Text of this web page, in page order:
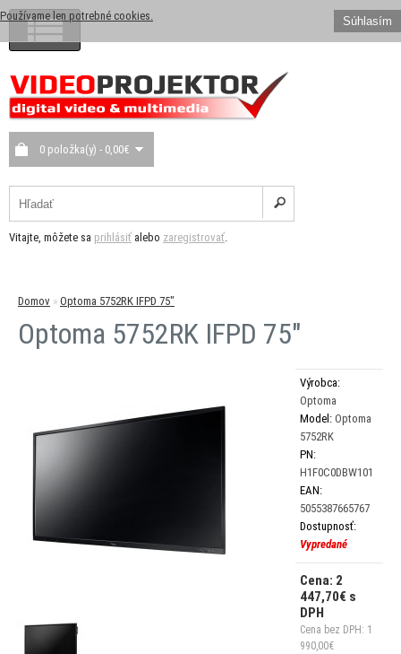
0 položka(y) - 0,00€
Vitajte, môžete sa prihlásiť alebo zaregistrovať.
Súhlasím
Používame len potrebné cookies.
Domov » Optoma 5752RK IFPD 75"
Optoma 5752RK IFPD 75"
Výrobca:
Optoma
Model: Optoma
5752RK
PN:
H1F0C0DBW101
EAN:
5055387665767
Dostupnosť:
Vypredané
Cena: 2
447,70€ s
DPH
Cena bez DPH: 1
990,00€